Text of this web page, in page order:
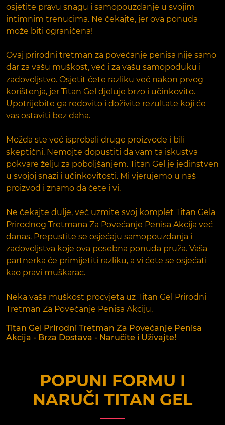
osjetite pravu snagu i samopouzdanje u svojim
intimnim trenucima. Ne čekajte, jer ova ponuda
može biti ograničena!
Ovaj prirodni tretman za povećanje penisa nije samo
dar za vašu muškost, već i za vašu samopoduku i
zadovoljstvo. Osjetit ćete razliku već nakon prvog
korištenja, jer Titan Gel djeluje brzo i učinkovito.
Upotrijebite ga redovito i doživite rezultate koji će
vas ostaviti bez daha.
Možda ste već isprobali druge proizvode i bili
skeptični. Nemojte dopustiti da vam ta iskustva
pokvare želju za poboljšanjem. Titan Gel je jedinstven
u svojoj snazi i učinkovitosti. Mi vjerujemo u naš
proizvod i znamo da ćete i vi.
Ne čekajte dulje, već uzmite svoj komplet Titan Gela
Prirodnog Tretmana Za Povećanje Penisa Akcija već
danas. Prepustite se osjećaju samopouzdanja i
zadovoljstva koje ova posebna ponuda pruža. Vaša
partnerka će primijetiti razliku, a vi ćete se osjećati
kao pravi muškarac.
Neka vaša muškost procvjeta uz Titan Gel Prirodni
Tretman Za Povećanje Penisa Akciju.
Titan Gel Prirodni Tretman Za Povećanje Penisa
Akcija - Brza Dostava - Naručite i Uživajte!
POPUNI FORMU I
NARUČI TITAN GEL